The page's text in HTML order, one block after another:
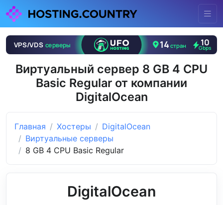
Виртуальный сервер 8 GB 4 CPU
Basic Regular от компании
DigitalOcean
Главная Хостеры
DigitalOcean
Виртуальные серверы
8 GB 4 CPU Basic Regular
DigitalOcean